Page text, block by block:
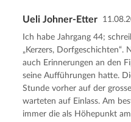
Ueli Johner-Etter
Ich habe Jahrgang 44;
„Kerzers, Dorfgeschichten“.
auch Erinnerungen an den
seine Aufführungen hatte.
Stunde vorher auf der
warteten auf Einlass. Am
immer die als Höhepunkt